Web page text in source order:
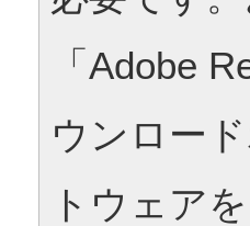
「Adobe
ウンロー
トウェア